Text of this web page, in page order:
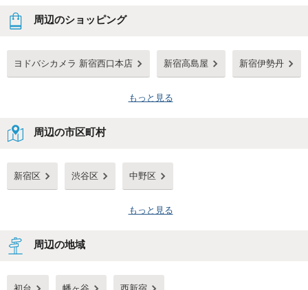
周辺のショッピング
ヨドバシカメラ 新宿西口本店 新宿高島屋 新宿伊勢丹
もっと見る
周辺の市区町村
新宿区 渋谷区 中野区
もっと見る
周辺の地域